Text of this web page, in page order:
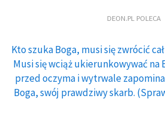
DEON.PL POLECA
Kto szuka Boga, musi się zwrócić
Musi się wciąż ukierunkowywać na
przed oczyma i wytrwale
Boga, swój prawdziwy skarb.